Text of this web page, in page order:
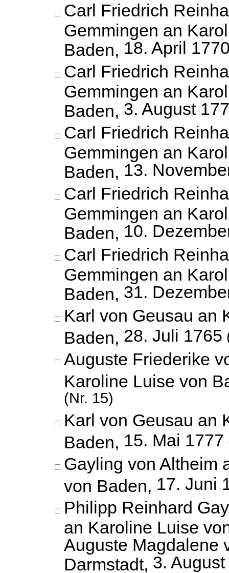
Carl Friedrich
Gemmingen an
Baden, 18. April
Carl Friedrich
Gemmingen an
Baden, 3. August
Carl Friedrich
Gemmingen an
Baden, 13.
Carl Friedrich
Gemmingen an
Baden, 10.
Carl Friedrich
Gemmingen an
Baden, 31.
Karl von Geusau an
Baden, 28. Juli 1765
Auguste Friederike
Karoline Luise von
(Nr. 15)
Karl von Geusau an
Baden, 15. Mai 1777
Gayling von Altheim
von Baden, 17. Juni
Philipp Reinhard
an Karoline Luise
Auguste Magdalene
Darmstadt, 3.